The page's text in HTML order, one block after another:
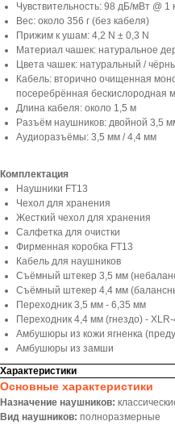
Чувствительность: 98 дБ/мВт @ 1
Вес: около 356 г (без кабеля)
Прижим к ушам: 4,2 N ± 0,3 N
Материал чашек: натуральное
Цвета чашек: натуральный /
Кабель: вторично очищенная
посеребрённая бескислородная
Длина кабеля: около 1,5 м
Разъём наушников: двойной 3,5
Аудиоразъёмы: 3,5 мм / 4,4 мм
Комплектация
Наушники FT13
Чехол для хранения
Жесткий чехол для хранения
Салфетка для очистки
Фирменная коробка FT13
Кабель для наушников
Съёмный штекер 3,5 мм
Съёмный штекер 4,4 мм
Переходник 3,5 мм - 6,35 мм
Переходник 4,4 мм (гнездо) -
Амбушюры из кожи ягненка
Амбушюры из замши
Характеристики
Основные характеристики
Назначение наушников:
Вид наушников: полноразмерные